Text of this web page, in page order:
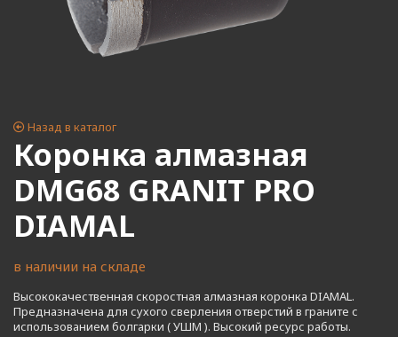
Назад в каталог
Коронка алмазная
DMG68 GRANIT PRO
DIAMAL
в наличии на складе
Высококачественная скоростная алмазная коронка DIAMAL.
Предназначена для сухого сверления отверстий в граните с
использованием болгарки ( УШМ ). Высокий ресурс работы.